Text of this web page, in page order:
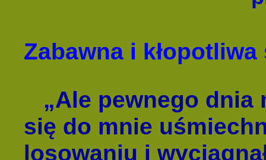
Zabawna i
„Ale pewnego dnia
się do mnie
losowaniu i